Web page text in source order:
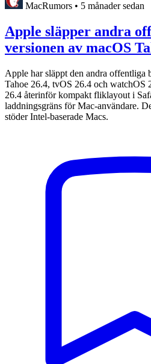
MacRumors • 5 månader sedan
Apple släpper andra
versionen av macOS
Apple har släppt den andra offentliga
Tahoe 26.4, tvOS 26.4 och watchOS
26.4 återinför kompakt fliklayout i
laddningsgräns för Mac-användare.
stöder Intel-baserade Macs.